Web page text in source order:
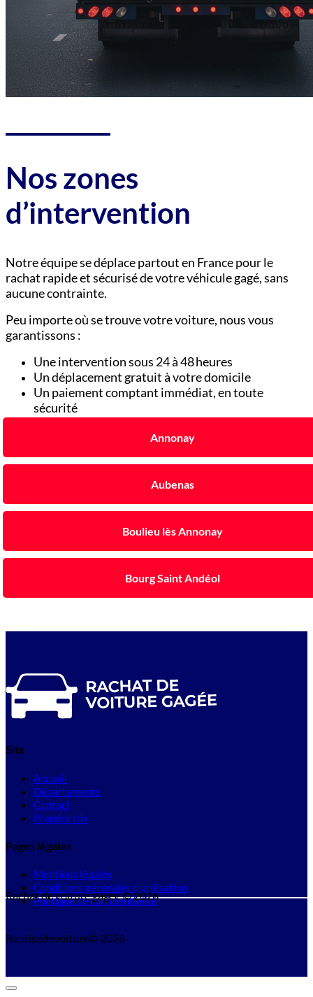
Nos zones
d’intervention
Notre équipe se déplace partout en France pour le
rachat rapide et sécurisé de votre véhicule gagé, sans
aucune contrainte.
Peu importe où se trouve votre voiture, nous vous
garantissons :
Une intervention sous 24 à 48 heures
Un déplacement gratuit à votre domicile
Un paiement comptant immédiat, en toute
sécurité
Annonay
Aubenas
Boulieu lès Annonay
Bourg Saint Andéol
Site
Accueil
Départements
Contact
Prendre rdv
Pages légales
Mentions légales
Conditions générales d'utilisation
Politique de confidentialité
Rachat de voiture gagee © 2026
Reprisedevoiture© 2026